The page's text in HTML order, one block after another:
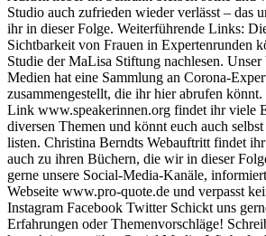
Studio auch zufrieden wieder verlässt – das
ihr in dieser Folge. Weiterführende Links:
Sichtbarkeit von Frauen in Expertenrunden
Studie der MaLisa Stiftung nachlesen.
Medien hat eine Sammlung an Corona-
zusammengestellt, die ihr hier abrufen
Link www.speakerinnen.org findet ihr viele
diversen Themen und könnt euch auch
listen. Christina Berndts Webauftritt findet
auch zu ihren Büchern, die wir in dieser
gerne unsere Social-Media-Kanäle,
Webseite www.pro-quote.de und verpasst
Instagram Facebook Twitter Schickt uns
Erfahrungen oder Themenvorschläge!